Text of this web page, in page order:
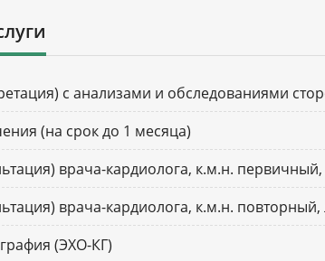
с анализами и обследованиями
(на срок до 1 месяца)
врача-кардиолога, к.м.н.
врача-кардиолога, к.м.н.
(ЭХО-КГ)